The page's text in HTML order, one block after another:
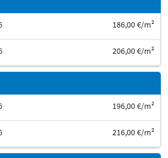
186,00 €/m²
206,00 €/m²
196,00 €/m²
216,00 €/m²